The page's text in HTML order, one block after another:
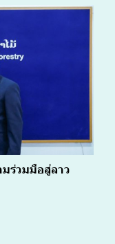
ร่วมมือสู่ลาว